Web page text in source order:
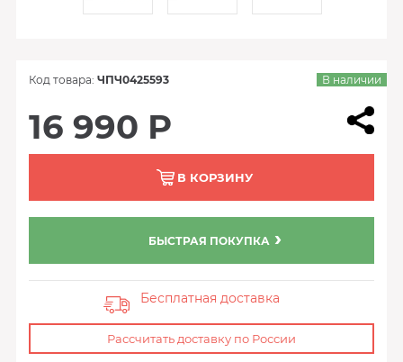
Код товара: ЧПЧ0425593 В наличии
16 990 Р
В КОРЗИНУ
БЫСТРАЯ ПОКУПКА
Бесплатная доставка
Рассчитать доставку по России